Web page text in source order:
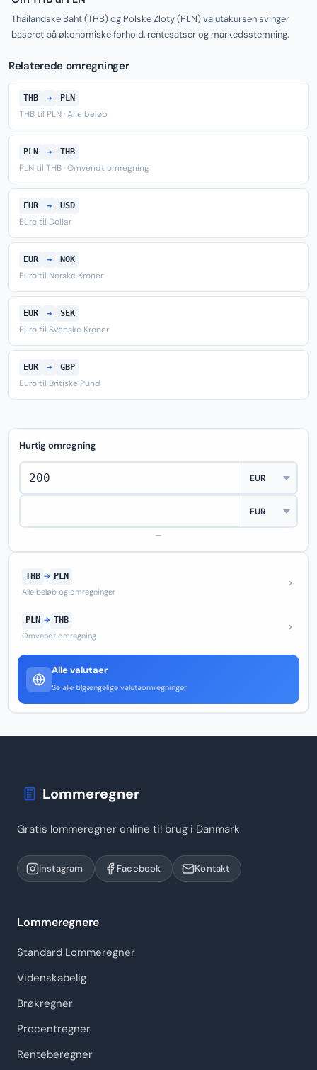
Thailandske Baht (THB) og Polske Zloty (PLN) valutakursen svinger
baseret på økonomiske forhold, rentesatser og markedsstemning.
Relaterede omregninger
THB → PLN
THB til PLN · Alle beløb
PLN → THB
PLN til THB · Omvendt omregning
EUR → USD
Euro til Dollar
EUR → NOK
Euro til Norske Kroner
EUR → SEK
Euro til Svenske Kroner
EUR → GBP
Euro til Britiske Pund
Hurtig omregning
—
THB → PLN
Alle beløb og omregninger
PLN → THB
Omvendt omregning
Alle valutaer
Se alle tilgængelige valutaomregninger
Lommeregner
Gratis lommeregner online til brug i Danmark.
Instagram Facebook Kontakt
Lommeregnere
Standard Lommeregner
Videnskabelig
Brøkregner
Procentregner
Renteberegner